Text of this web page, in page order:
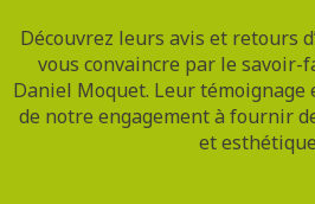
Découvrez leurs avis et retours
vous convaincre par le savoir-
Daniel Moquet. Leur
de notre engagement à fournir
et